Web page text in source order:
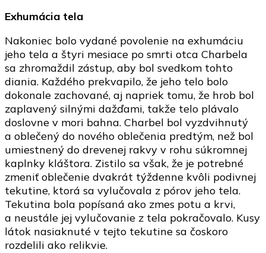
Exhumácia tela
Nakoniec bolo vydané povolenie na exhumáciu
jeho tela a štyri mesiace po smrti otca Charbela
sa zhromaždil zástup, aby bol svedkom tohto
diania. Každého prekvapilo, že jeho telo bolo
dokonale zachované, aj napriek tomu, že hrob bol
zaplavený silnými dažďami, takže telo plávalo
doslovne v mori bahna. Charbel bol vyzdvihnutý
a oblečený do nového oblečenia predtým, než bol
umiestnený do drevenej rakvy v rohu súkromnej
kaplnky kláštora. Zistilo sa však, že je potrebné
zmeniť oblečenie dvakrát týždenne kvôli podivnej
tekutine, ktorá sa vylučovala z pórov jeho tela.
Tekutina bola popísaná ako zmes potu a krvi,
a neustále jej vylučovanie z tela pokračovalo. Kusy
látok nasiaknuté v tejto tekutine sa čoskoro
rozdelili ako relikvie.